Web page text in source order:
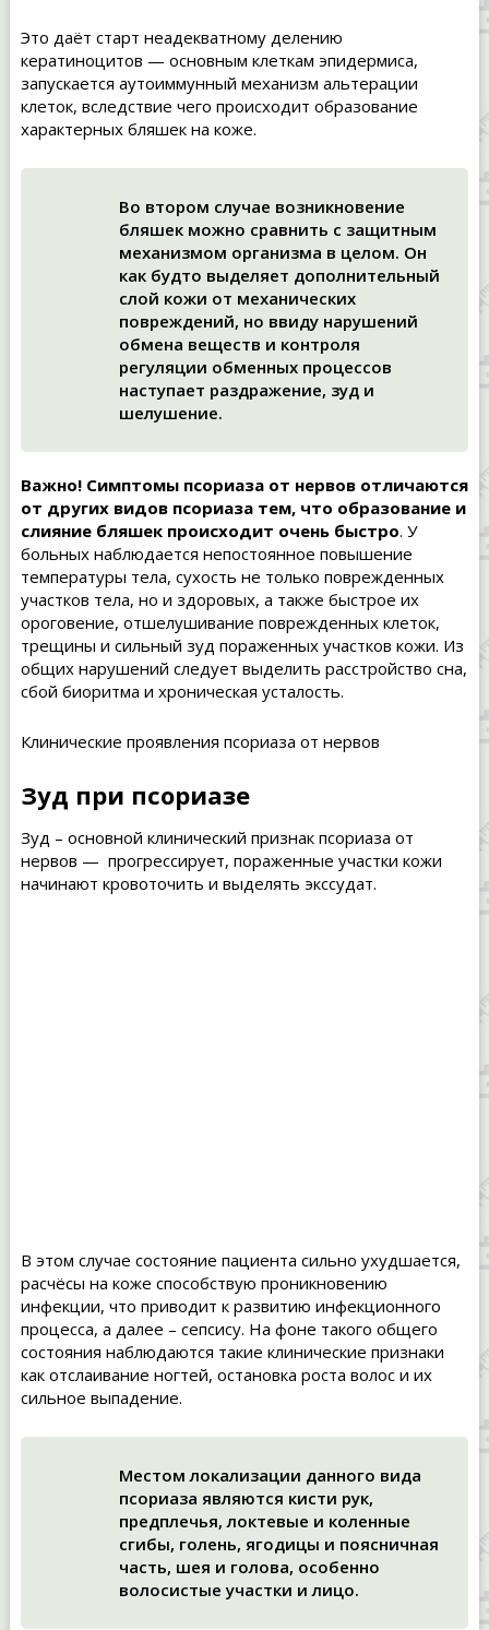
Это даёт старт неадекватному делению
кератиноцитов — основным клеткам эпидермиса,
запускается аутоиммунный механизм альтерации
клеток, вследствие чего происходит образование
характерных бляшек на коже.
Во втором случае возникновение
бляшек можно сравнить с защитным
механизмом организма в целом. Он
как будто выделяет дополнительный
слой кожи от механических
повреждений, но ввиду нарушений
обмена веществ и контроля
регуляции обменных процессов
наступает раздражение, зуд и
шелушение.
Важно! Симптомы псориаза от нервов отличаются
от других видов псориаза тем, что образование и
слияние бляшек происходит очень быстро. У
больных наблюдается непостоянное повышение
температуры тела, сухость не только поврежденных
участков тела, но и здоровых, а также быстрое их
ороговение, отшелушивание поврежденных клеток,
трещины и сильный зуд пораженных участков кожи. Из
общих нарушений следует выделить расстройство сна,
сбой биоритма и хроническая усталость.
Клинические проявления псориаза от нервов
Зуд при псориазе
Зуд – основной клинический признак псориаза от
нервов — прогрессирует, пораженные участки кожи
начинают кровоточить и выделять экссудат.
В этом случае состояние пациента сильно ухудшается,
расчёсы на коже способствую проникновению
инфекции, что приводит к развитию инфекционного
процесса, а далее – сепсису. На фоне такого общего
состояния наблюдаются такие клинические признаки
как отслаивание ногтей, остановка роста волос и их
сильное выпадение.
Местом локализации данного вида
псориаза являются кисти рук,
предплечья, локтевые и коленные
сгибы, голень, ягодицы и поясничная
часть, шея и голова, особенно
волосистые участки и лицо.